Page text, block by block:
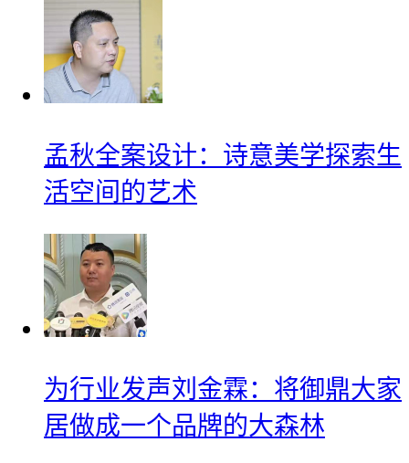
孟秋全案设计：诗意美学探索生
活空间的艺术
为行业发声刘金霖：将御鼎大家
居做成一个品牌的大森林